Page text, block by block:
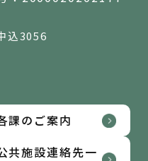
込3056
課のご案内
共施設連絡先一